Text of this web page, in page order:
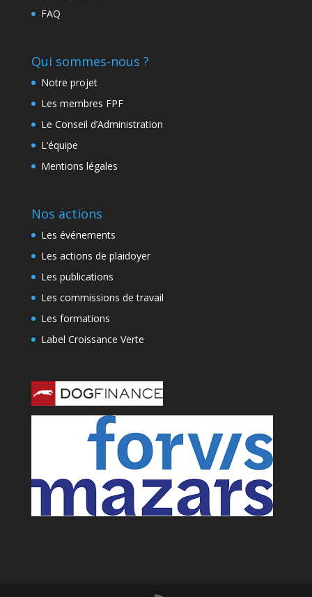
FAQ
Qui sommes-nous ?
Notre projet
Les membres FPF
Le Conseil d’Administration
L’équipe
Mentions légales
Nos actions
Les événements
Les actions de plaidoyer
Les publications
Les commissions de travail
Les formations
Label Croissance Verte